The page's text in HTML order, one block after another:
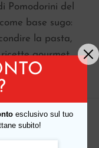
Pomodorini del
base sugo:
la pasta,
gourmet.
e DOP
esclusivo sul tuo
subito!